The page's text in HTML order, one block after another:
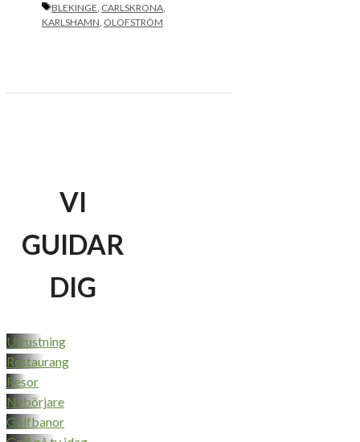
ETIKETTER
BLEKINGE, CARLSKRONA,
KARLSHAMN, OLOFSTRÖM
VI
GUIDAR
DIG
Utrustning
Restaurang
Resor
Nybörjare
Golfbanor